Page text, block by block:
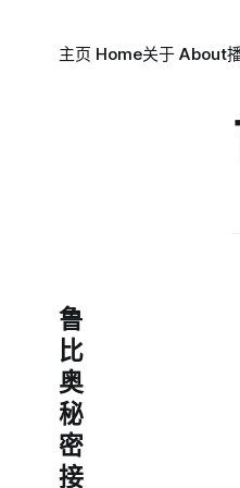
主页 Home关于 About
鲁
比
奥
秘
密
接